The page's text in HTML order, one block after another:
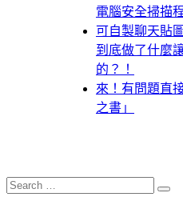
電腦安全掃描
可自製聊天貼
到底做了什麼
的？！
來！有問題直
之書」
Search
for: